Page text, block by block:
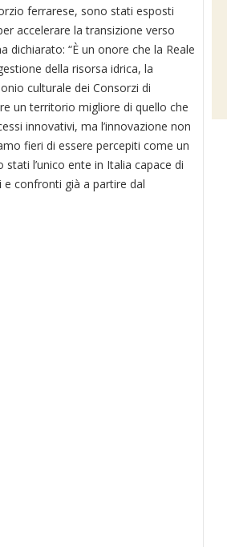
ferrarese, sono stati esposti
accelerare la transizione verso
dichiarato: “È un onore che la Reale
della risorsa idrica, la
culturale dei Consorzi di
un territorio migliore di quello che
innovativi, ma l’innovazione non
fieri di essere percepiti come un
l’unico ente in Italia capace di
e confronti già a partire dal